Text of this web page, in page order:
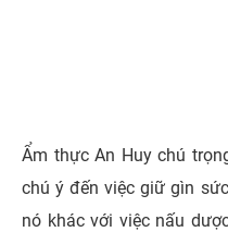
Ẩm thực An Huy chú
chú ý đến việc giữ gìn
nó khác với việc nấu